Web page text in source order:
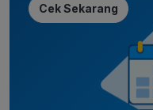
Cek Sekarang